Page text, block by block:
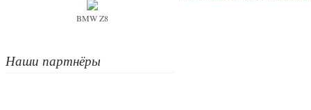
BMW Z8
Наши партнёры